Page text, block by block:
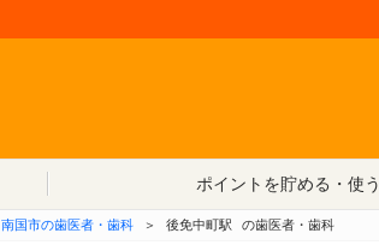
ポイントを貯める・使う
南国市の歯医者・歯科 ＞ 後免中町駅 の歯医者・歯科